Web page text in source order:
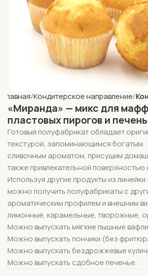
Главная Кондитерское направление
«Миранда» — микс для
пластовых пирогов и
Готовый полуфабрикат обладает
текстурой, запоминающимся богатым
сливочным ароматом, присущим
также привлекательной поверхностью
Используя другие продукты из
можно получить полуфабрикаты с
ароматическим профилем и внешним
лимонные, карамельные, творожные,
Можно выпускать мягкие пышные
Можно выпускать пончики (без
Можно выпускать бездрожжевые
Можно выпускать сдобное печенье.